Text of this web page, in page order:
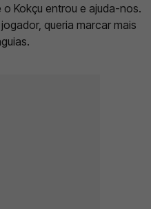
Kokçu entrou e ajuda-nos.
queria marcar mais